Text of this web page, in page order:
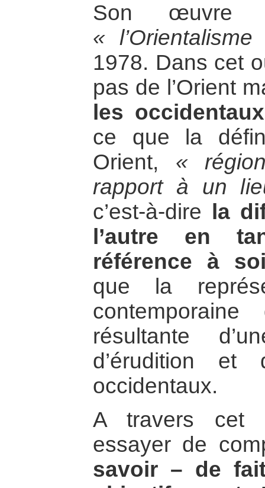
Son œuvre
« l’Orientalisme
1978. Dans cet
pas de l’Orient
les
ce que la
Orient, «
rapport à un
c’est-à-dire
la
l’autre en
référence à
que la
résultante
d’érudition et
occidentaux.
A travers cet
essayer de
savoir – de